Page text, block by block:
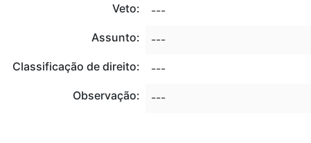
Veto:
---
Assunto:
---
Classificação de direito:
---
Observação:
---